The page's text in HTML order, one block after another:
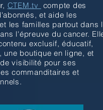
CTEM.tv compte des
et aide les
les familles partout dans
l'épreuve du cancer.
exclusif, éducatif,
une boutique en ligne, et
visibilité pour ses
commanditaires et